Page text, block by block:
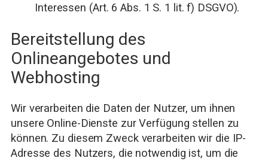
Interessen (Art. 6 Abs. 1 S. 1 lit. f) DSGVO).
Bereitstellung des
Onlineangebotes und
Webhosting
Wir verarbeiten die Daten der Nutzer, um ihnen
unsere Online-Dienste zur Verfügung stellen zu
können. Zu diesem Zweck verarbeiten wir die IP-
Adresse des Nutzers, die notwendig ist, um die